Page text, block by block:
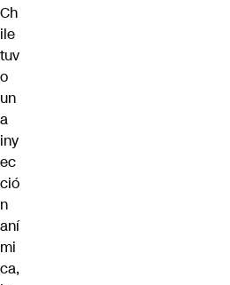
Ch
ile
tuv
o
un
a
iny
ec
ció
n
aní
mi
ca,